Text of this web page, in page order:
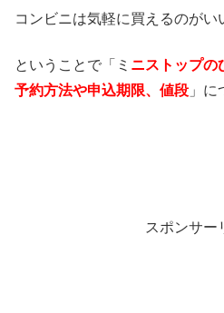
コンビニは気軽に買えるのがい
ということで「ミ ニストップの
予約方法や申込期限、値段 」に
スポンサー